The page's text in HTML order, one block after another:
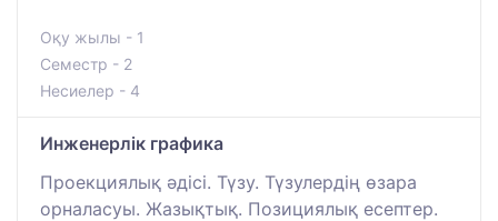
Оқу жылы - 1
Семестр - 2
Несиелер - 4
Инженерлік графика
Проекциялық әдісі. Түзу. Түзулердің өзара
орналасуы. Жазықтық. Позициялық есептер.